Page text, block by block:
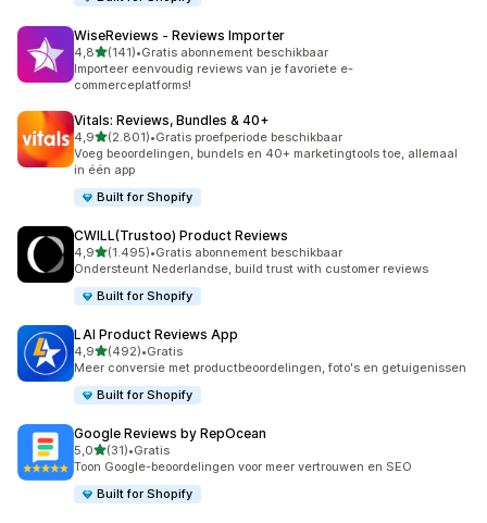
WiseReviews ‑ Reviews Importer
4,8van 5 sterren
(141)
141 recensies in totaal
•Gratis abonnement beschikbaar
Importeer eenvoudig reviews van je favoriete e-
commerceplatforms!
Vitals: Reviews, Bundles & 40+
4,9van 5 sterren
(2.801)
2801 recensies in totaal
•Gratis proefperiode beschikbaar
Voeg beoordelingen, bundels en 40+ marketingtools toe, allemaal
in één app
Built for Shopify
CWILL(Trustoo) Product Reviews
4,9van 5 sterren
(1.495)
1495 recensies in totaal
•Gratis abonnement beschikbaar
Ondersteunt Nederlandse, build trust with customer reviews
Built for Shopify
LAI Product Reviews App
4,9van 5 sterren
(492)
492 recensies in totaal
•Gratis
Meer conversie met productbeoordelingen, foto's en getuigenissen
Built for Shopify
Google Reviews by RepOcean
5,0van 5 sterren
(31)
31 recensies in totaal
•Gratis
Toon Google-beoordelingen voor meer vertrouwen en SEO
Built for Shopify